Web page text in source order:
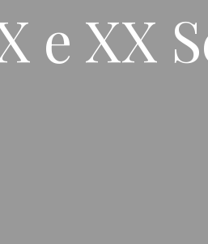
e XX